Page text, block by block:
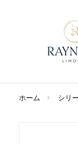
ホーム シリ